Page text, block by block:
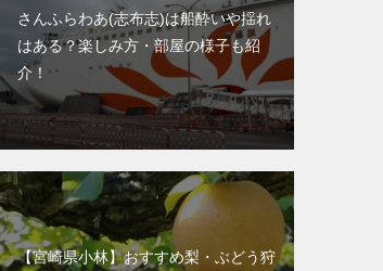
さんふらわあ(志布志)は船酔いや揺れ
はある？楽しみ方・部屋の様子も紹
介！
【宮崎県小林】おすすめ梨・ぶどう狩